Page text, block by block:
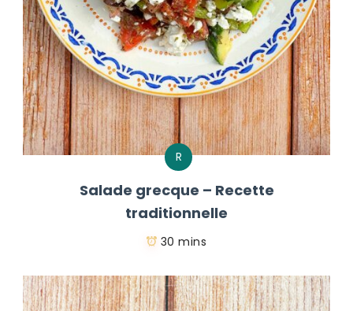
R
Salade grecque – Recette
traditionnelle
30 mins